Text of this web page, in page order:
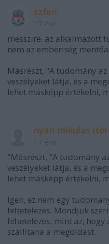
szferi
messzire. az alkalmazott
nem az emberiség
Másrészt, "A tudomány
veszélyeket látja, és a
lehet másképp értékelni,
nyari mikulas
"Másrészt, "A tudomány
veszélyeket látja, és a
lehet másképp értékelni,
Igen, ez nem egy
feltetelezes. Mondjuk
feltetelezes, mint az, hogy
szallitana a megoldast.